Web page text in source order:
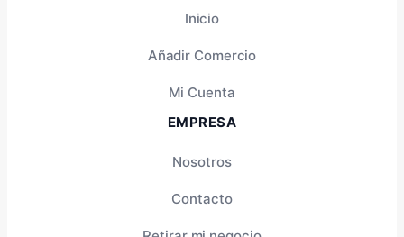
Inicio
Añadir Comercio
Mi Cuenta
EMPRESA
Nosotros
Contacto